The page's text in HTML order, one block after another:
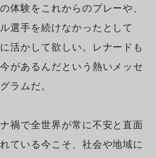
体験をこれからのプレーや、
選手を続けなかったとして
活かして欲しい。レナードも
があるんだという熱いメッセ
ラムだ。
禍で全世界が常に不安と直面
ている今こそ、社会や地域に